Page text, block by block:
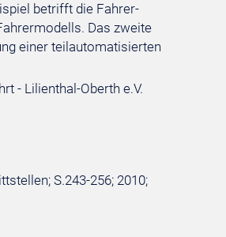
betrifft die Fahrer-
Das zweite
einer teilautomatisierten
- Lilienthal-Oberth e.V.
S.243-256; 2010;